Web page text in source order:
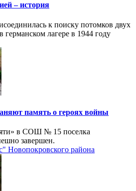
– история
к поиску потомков двух
германском лагере в 1944 году
память о героях войны
в СОШ № 15 поселка
завершен.
Новопокровского района